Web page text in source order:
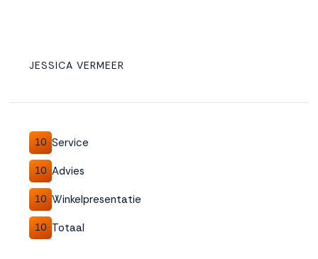
JESSICA VERMEER
10 Service
10 Advies
10 Winkelpresentatie
10 Totaal